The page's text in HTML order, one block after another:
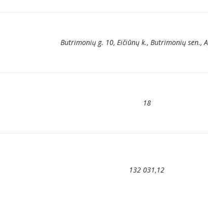
Butrimonių g. 10, Eičiūnų k., Butrimonių sen.,
18
132 031,12